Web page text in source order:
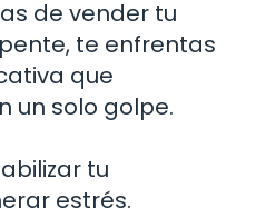
de vender tu
te enfrentas
que
un solo golpe.
tu
estrés.